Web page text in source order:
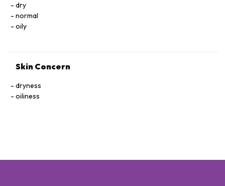
dry
normal
oily
Skin Concern
dryness
oiliness